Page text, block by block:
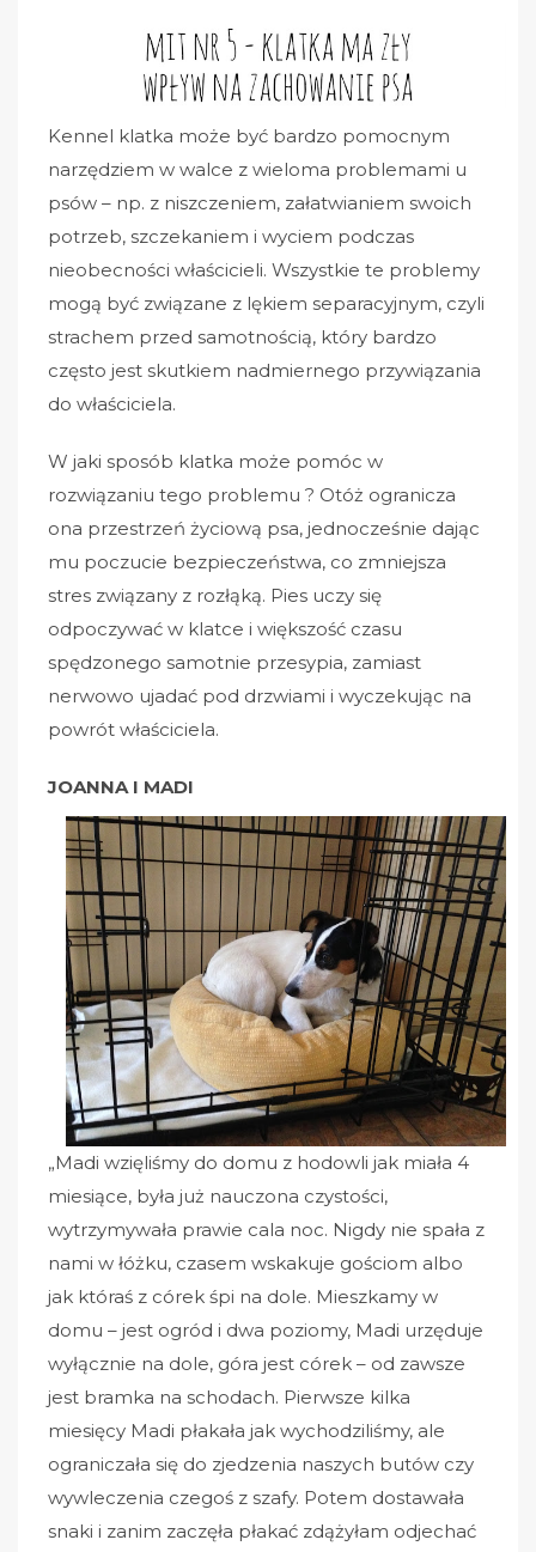
Kennel klatka może być bardzo pomocnym
narzędziem w walce z wieloma problemami u
psów – np. z niszczeniem, załatwianiem swoich
potrzeb, szczekaniem i wyciem podczas
nieobecności właścicieli. Wszystkie te problemy
mogą być związane z lękiem separacyjnym, czyli
strachem przed samotnością, który bardzo
często jest skutkiem nadmiernego przywiązania
do właściciela.
W jaki sposób klatka może pomóc w
rozwiązaniu tego problemu ? Otóż ogranicza
ona przestrzeń życiową psa, jednocześnie dając
mu poczucie bezpieczeństwa, co zmniejsza
stres związany z rozłąką. Pies uczy się
odpoczywać w klatce i większość czasu
spędzonego samotnie przesypia, zamiast
nerwowo ujadać pod drzwiami i wyczekując na
powrót właściciela.
JOANNA I MADI
„Madi wzięliśmy do domu z hodowli jak miała 4
miesiące, była już nauczona czystości,
wytrzymywała prawie cala noc. Nigdy nie spała z
nami w łóżku, czasem wskakuje gościom albo
jak któraś z córek śpi na dole. Mieszkamy w
domu – jest ogród i dwa poziomy, Madi urzęduje
wyłącznie na dole, góra jest córek – od zawsze
jest bramka na schodach. Pierwsze kilka
miesięcy Madi płakała jak wychodziliśmy, ale
ograniczała się do zjedzenia naszych butów czy
wywleczenia czegoś z szafy. Potem dostawała
snaki i zanim zaczęła płakać zdążyłam odjechać